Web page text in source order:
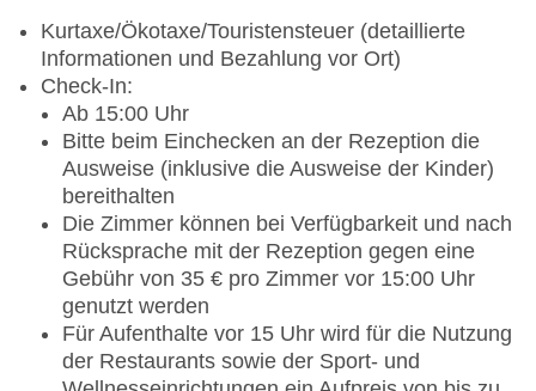
Kurtaxe/Ökotaxe/Touristensteuer (detaillierte
Informationen und Bezahlung vor Ort)
Check-In:
Ab 15:00 Uhr
Bitte beim Einchecken an der Rezeption die
Ausweise (inklusive die Ausweise der Kinder)
bereithalten
Die Zimmer können bei Verfügbarkeit und nach
Rücksprache mit der Rezeption gegen eine
Gebühr von 35 € pro Zimmer vor 15:00 Uhr
genutzt werden
Für Aufenthalte vor 15 Uhr wird für die Nutzung
der Restaurants sowie der Sport- und